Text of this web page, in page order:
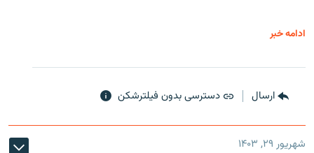
ادامه خبر
ارسال دسترسی بدون فیلترشکن
شهریور ۲۹, ۱۴۰۳